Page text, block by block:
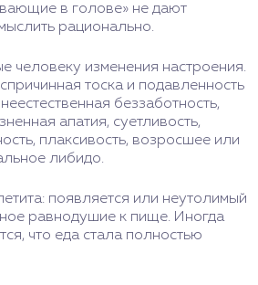
в голове» не дают
рационально.
человеку изменения настроения.
тоска и подавленность
беззаботность,
апатия, суетливость,
плаксивость, возросшее или
либидо.
появляется или неутолимый
равнодушие к пище. Иногда
что еда стала полностью